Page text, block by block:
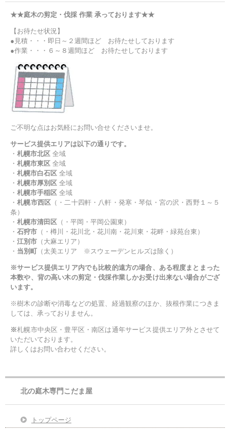
★★庭木の剪定・伐採 作業 承っております★★
【お待たせ状況】
●見積・・・即日～２週間ほど お待たせしております
●作業・・・６～８週間ほど お待たせしております
ご不明な点はお気軽にお問い合せくださいませ。
サービス提供エリアは以下の通りです。
・ 札幌市北区 全域
・ 札幌市東区 全域
・ 札幌市白石区 全域
・ 札幌市厚別区 全域
・ 札幌市手稲区 全域
・札幌市西区 （・二十四軒・八軒・発寒・琴似・宮の沢・西野１～５
条）
・ 札幌市清田区 （・平岡・平岡公園東）
・ 石狩市 （・樽川・花川北・花川南・花川東・花畔・緑苑台東）
・ 江別市 （大麻エリア）
・ 当別町 （太美エリア ※スウェーデンヒルズは除く）
※サービス提供エリア内でも比較的遠方の場合、ある程度まとまった
本数や、背の高い木の剪定・伐採作業しかお受け出来ない場合がござ
います。
※樹木の診断や消毒などの処置、経過観察のほか、抜根作業につきま
しては、承っておりません。
※札幌市中央区・豊平区・南区は通年サービス提供エリア外とさせて
いただいております。
詳しくはお問い合わせください。
北の庭木専門こだま屋
トップページ